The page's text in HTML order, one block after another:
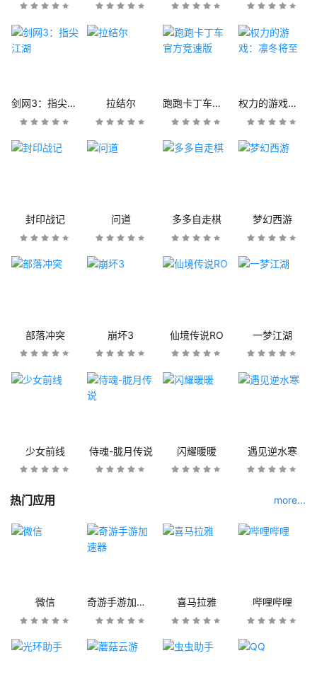
剑网3：指尖江湖 拉结尔 跑跑卡丁车官方竞速版 权力的游戏：凛冬将至
封印战记 问道 多多自走棋 梦幻西游
部落冲突 崩坏3 仙境传说RO 一梦江湖
少女前线 侍魂-胧月传说 闪耀暖暖 遇见逆水寒
热门应用 more...
微信 奇游手游加速器 喜马拉雅 哔哩哔哩